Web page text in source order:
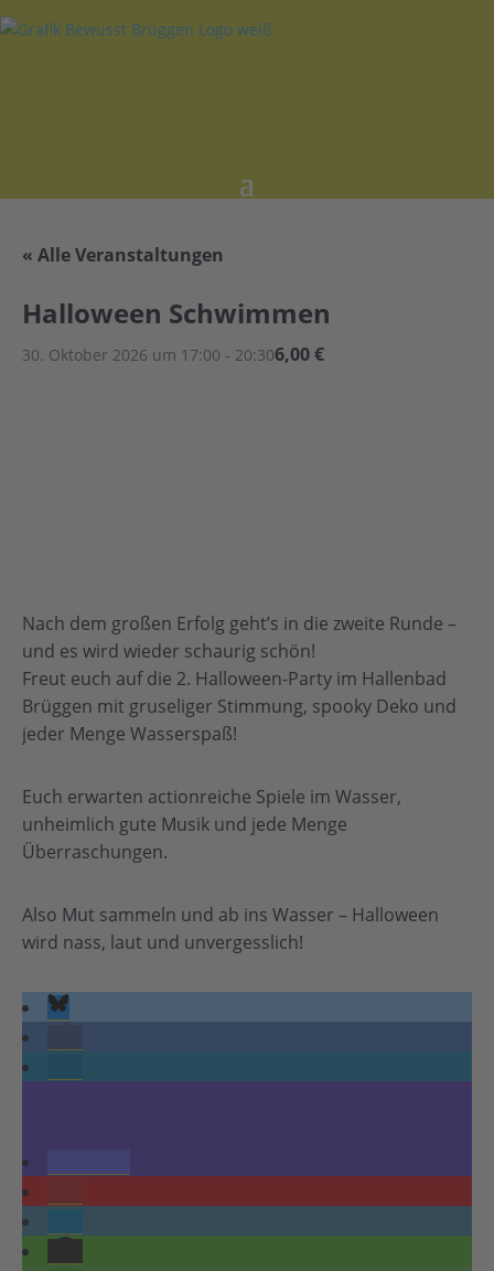
« Alle Veranstaltungen
Halloween Schwimmen
30. Oktober 2026 um 17:00 - 20:306,00 €
Nach dem großen Erfolg geht’s in die zweite Runde –
und es wird wieder schaurig schön!
Freut euch auf die 2. Halloween-Party im Hallenbad
Brüggen mit gruseliger Stimmung, spooky Deko und
jeder Menge Wasserspaß!
Euch erwarten actionreiche Spiele im Wasser,
unheimlich gute Musik und jede Menge
Überraschungen.
Also Mut sammeln und ab ins Wasser – Halloween
wird nass, laut und unvergesslich!